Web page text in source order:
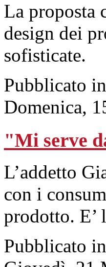
La proposta
design dei
sofisticate.
Pubblicato in
Domenica,
"Mi serve
L’addetto
con i
prodotto. E’
Pubblicato in